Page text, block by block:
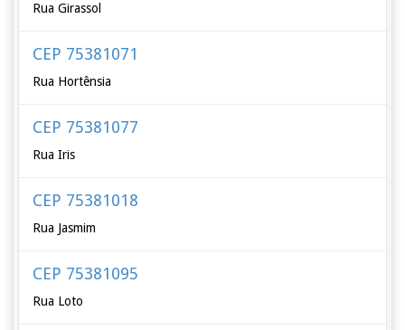
Rua Girassol
CEP 75381071
Rua Hortênsia
CEP 75381077
Rua Iris
CEP 75381018
Rua Jasmim
CEP 75381095
Rua Loto